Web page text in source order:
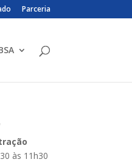
Parceria
às 11h30